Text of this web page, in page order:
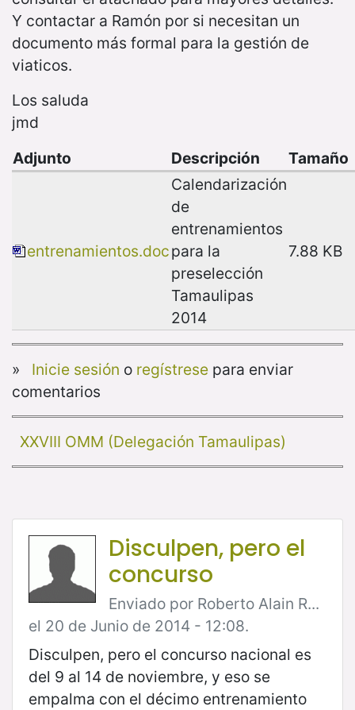
Y contactar a Ramón por si necesitan un
documento más formal para la gestión de
viaticos.
Los saluda
jmd
Adjunto
Descripción Tamaño
entrenamientos.doc
Calendarización
de
entrenamientos
para la
preselección
Tamaulipas
2014
7.88 KB
» Inicie sesión o regístresepara enviar
comentarios
XXVIII OMM (Delegación Tamaulipas)
Disculpen, pero el
concurso
Enviado por Roberto Alain R...
el 20 de Junio de 2014 - 12:08.
Disculpen, pero el concurso nacional es
del 9 al 14 de noviembre, y eso se
empalma con el décimo entrenamiento